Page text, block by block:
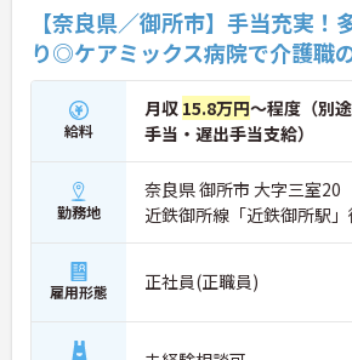
【奈良県／御所市】手当充実！
り◎ケアミックス病院で介護職
給料
月収 15.8万円～程度（別
手当・遅出手当支給）
勤務地
奈良県 御所市 大字三室20
近鉄御所線「近鉄御所駅
雇用形態 正社員(正職員)